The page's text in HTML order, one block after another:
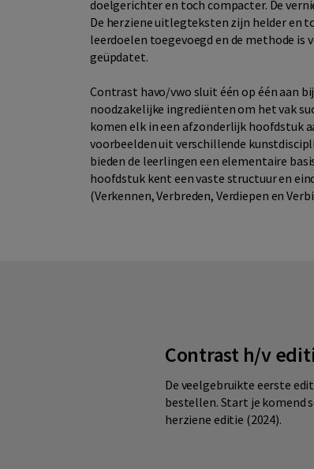
doelgerichter en toch compacter. De
De herziene uitlegteksten zijn helder en
leerdoelen toegevoegd en de methode
geüpdatet.
Contrast havo/vwo sluit één op één aan
noodzakelijke ingrediënten om het vak
komen elk in een afzonderlijk hoofdstuk
voorbeelden uit verschillende
bieden de leerlingen een elementaire
hoofdstuk kent een vaste structuur en
(Verkennen, Verbreden, Verdiepen en
Contrast h/v
De veelgebruikte eerste
bestellen. Start je komend
herziene editie (2024).